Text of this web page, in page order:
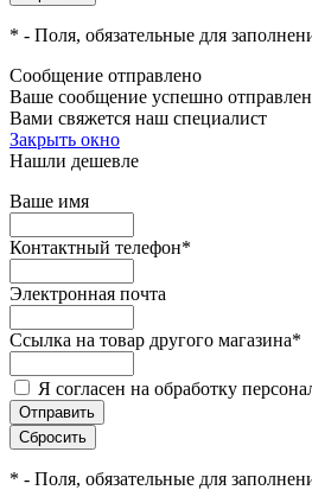
* - Поля, обязательные для
Сообщение отправлено
Ваше сообщение успешно
Вами свяжется наш специалист
Закрыть окно
Нашли дешевле
Ваше имя
Контактный телефон*
Электронная почта
Ссылка на товар другого магазина*
Я согласен на обработку
* - Поля, обязательные для